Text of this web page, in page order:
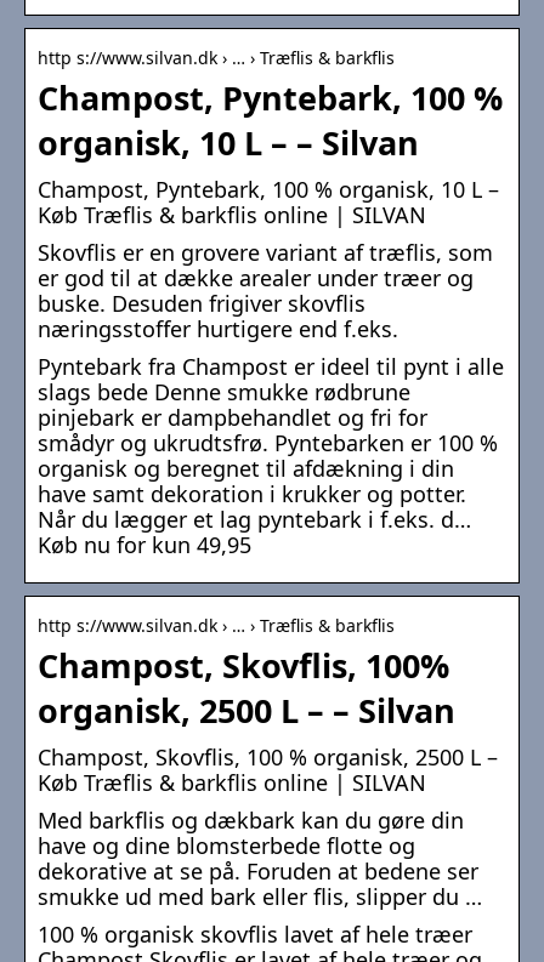
http s://www.silvan.dk › … › Træflis & barkflis
Champost, Pyntebark, 100 %
organisk, 10 L – – Silvan
Champost, Pyntebark, 100 % organisk, 10 L –
Køb Træflis & barkflis online | SILVAN
Skovflis er en grovere variant af træflis, som
er god til at dække arealer under træer og
buske. Desuden frigiver skovflis
næringsstoffer hurtigere end f.eks.
Pyntebark fra Champost er ideel til pynt i alle
slags bede Denne smukke rødbrune
pinjebark er dampbehandlet og fri for
smådyr og ukrudtsfrø. Pyntebarken er 100 %
organisk og beregnet til afdækning i din
have samt dekoration i krukker og potter.
Når du lægger et lag pyntebark i f.eks. d…
Køb nu for kun 49,95
http s://www.silvan.dk › … › Træflis & barkflis
Champost, Skovflis, 100%
organisk, 2500 L – – Silvan
Champost, Skovflis, 100 % organisk, 2500 L –
Køb Træflis & barkflis online | SILVAN
Med barkflis og dækbark kan du gøre din
have og dine blomsterbede flotte og
dekorative at se på. Foruden at bedene ser
smukke ud med bark eller flis, slipper du …
100 % organisk skovflis lavet af hele træer